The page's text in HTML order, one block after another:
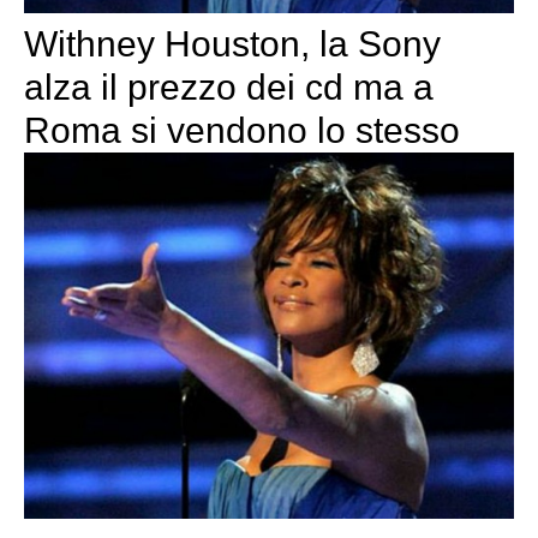
Withney Houston, la Sony
alza il prezzo dei cd ma a
Roma si vendono lo stesso